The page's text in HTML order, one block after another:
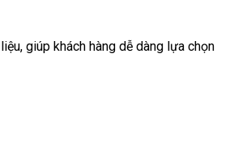
thấp
giúp khách hàng dễ dàng lựa chọn